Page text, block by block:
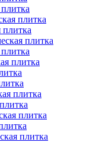
плитка
плитка
плитка
плитка
плитка
плитка
плитка